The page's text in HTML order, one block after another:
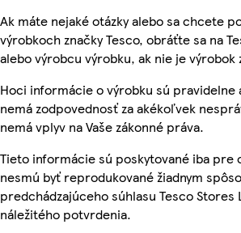
Ak máte nejaké otázky alebo sa chcete
výrobkoch značky Tesco, obráťte sa na
alebo výrobcu výrobku, ak nie je výrobok
Hoci informácie o výrobku sú pravidelne
nemá zodpovednosť za akékoľvek
nemá vplyv na Vaše zákonné práva.
Tieto informácie sú poskytované iba pre
nesmú byť reprodukované žiadnym
predchádzajúceho súhlasu Tesco Stores
náležitého potvrdenia.